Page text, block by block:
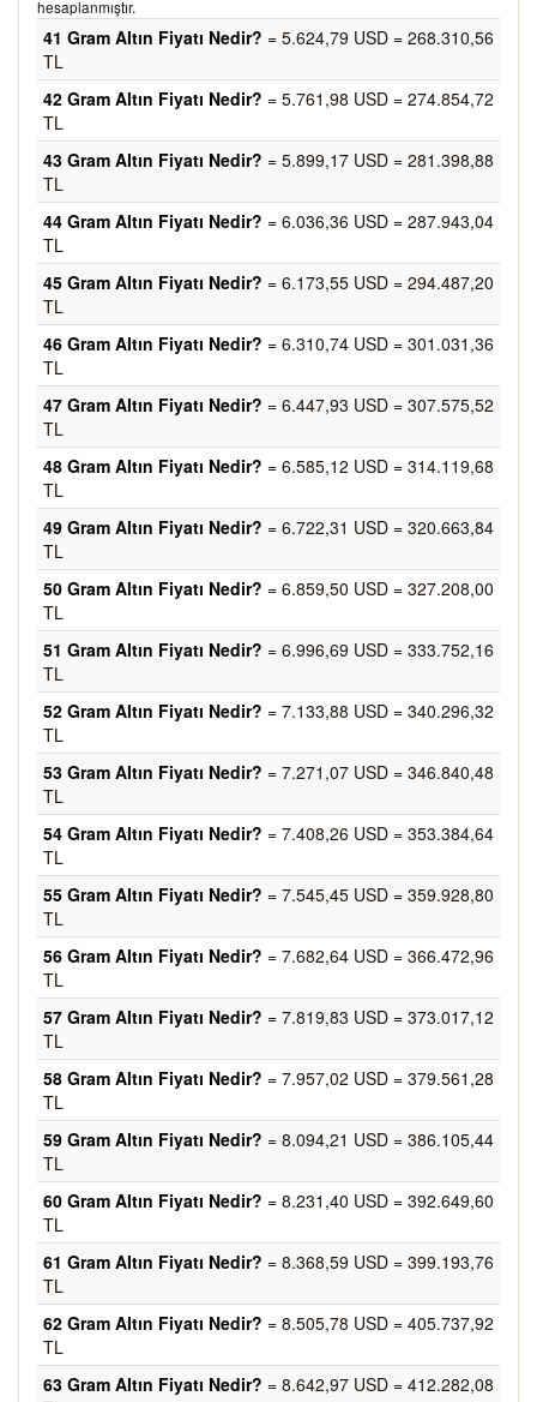
hesaplanmıştır.
41 Gram Altın Fiyatı Nedir? = 5.624,79 USD = 268.310,56
TL
42 Gram Altın Fiyatı Nedir? = 5.761,98 USD = 274.854,72
TL
43 Gram Altın Fiyatı Nedir? = 5.899,17 USD = 281.398,88
TL
44 Gram Altın Fiyatı Nedir? = 6.036,36 USD = 287.943,04
TL
45 Gram Altın Fiyatı Nedir? = 6.173,55 USD = 294.487,20
TL
46 Gram Altın Fiyatı Nedir? = 6.310,74 USD = 301.031,36
TL
47 Gram Altın Fiyatı Nedir? = 6.447,93 USD = 307.575,52
TL
48 Gram Altın Fiyatı Nedir? = 6.585,12 USD = 314.119,68
TL
49 Gram Altın Fiyatı Nedir? = 6.722,31 USD = 320.663,84
TL
50 Gram Altın Fiyatı Nedir? = 6.859,50 USD = 327.208,00
TL
51 Gram Altın Fiyatı Nedir? = 6.996,69 USD = 333.752,16
TL
52 Gram Altın Fiyatı Nedir? = 7.133,88 USD = 340.296,32
TL
53 Gram Altın Fiyatı Nedir? = 7.271,07 USD = 346.840,48
TL
54 Gram Altın Fiyatı Nedir? = 7.408,26 USD = 353.384,64
TL
55 Gram Altın Fiyatı Nedir? = 7.545,45 USD = 359.928,80
TL
56 Gram Altın Fiyatı Nedir? = 7.682,64 USD = 366.472,96
TL
57 Gram Altın Fiyatı Nedir? = 7.819,83 USD = 373.017,12
TL
58 Gram Altın Fiyatı Nedir? = 7.957,02 USD = 379.561,28
TL
59 Gram Altın Fiyatı Nedir? = 8.094,21 USD = 386.105,44
TL
60 Gram Altın Fiyatı Nedir? = 8.231,40 USD = 392.649,60
TL
61 Gram Altın Fiyatı Nedir? = 8.368,59 USD = 399.193,76
TL
62 Gram Altın Fiyatı Nedir? = 8.505,78 USD = 405.737,92
TL
63 Gram Altın Fiyatı Nedir? = 8.642,97 USD = 412.282,08